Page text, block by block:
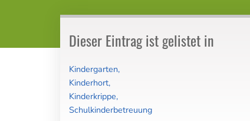
Dieser Eintrag ist gelistet in
Kindergarten
Kinderhort
Kinderkrippe
Schulkinderbetreuung